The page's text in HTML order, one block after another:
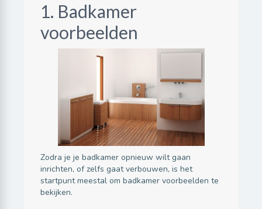
1. Badkamer
voorbeelden
Zodra je je badkamer opnieuw wilt gaan
inrichten, of zelfs gaat verbouwen, is het
startpunt meestal om badkamer voorbeelden te
bekijken.